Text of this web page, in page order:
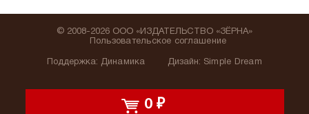
0 ₽
Поддержка: Динамика
© 2008-2026 ООО «ИЗДАТЕЛЬСТВО «ЗЁРНА»
Пользовательское соглашение
Дизайн: Simple Dream